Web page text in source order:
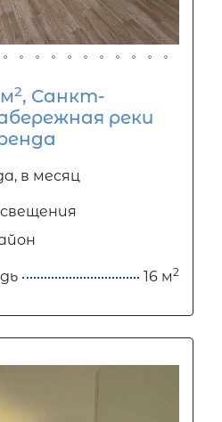
2, Санкт-
реки
в месяц
16 м2